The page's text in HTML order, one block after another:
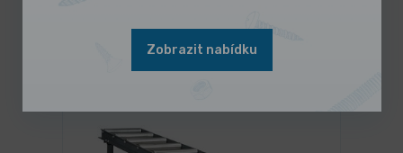
Mohlo by se Vám líbit
Zobrazit nabídku